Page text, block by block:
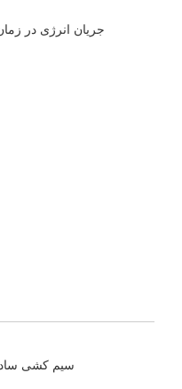
جریان انرژی در
سیم کشی